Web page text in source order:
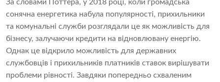
За словами Поттера, у 2018 році, коли громадська
сонячна енергетика набула популярності, прихильники
та комунальні служби розглядали це як можливість для
бізнесу, залучаючи кредити на відновлювану енергію.
Однак це відкрило можливість для державних
службовців і прихильників платників ставок вирішувати
проблеми рівності. Завдяки попередньо схваленим